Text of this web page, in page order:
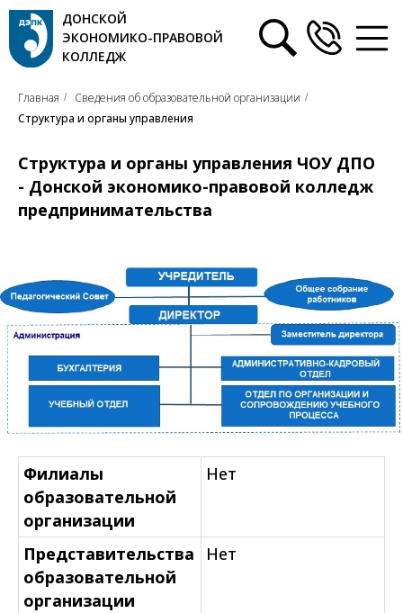
ДОНСКОЙ
ЭКОНОМИКО-ПРАВОВОЙ
КОЛЛЕДЖ
Главная / Сведения об образовательной организации /
Структура и органы управления
Структура и органы управления ЧОУ ДПО
- Донской экономико-правовой колледж
предпринимательства
Филиалы
образовательной
организации
Нет
Представительства
образовательной
организации
Нет